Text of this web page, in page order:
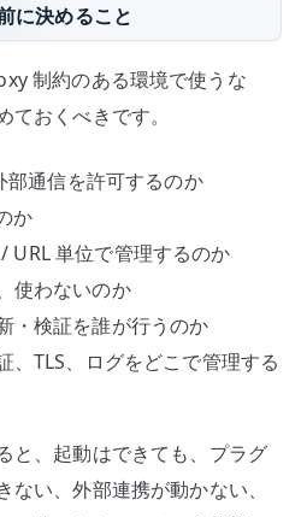
に決めること
制約のある環境で使うな
おくべきです。
部通信を許可するのか
か
URL 単位で管理するのか
使わないのか
・検証を誰が行うのか
、TLS、ログをどこで管理する
と、起動はできても、プラグ
い、外部連携が動かない、